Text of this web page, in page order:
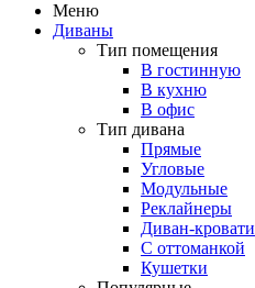
Меню
Диваны
Тип помещения
В гостинную
В кухню
В офис
Тип дивана
Прямые
Угловые
Модульные
Реклайнеры
Диван-кровати
С оттоманкой
Кушетки